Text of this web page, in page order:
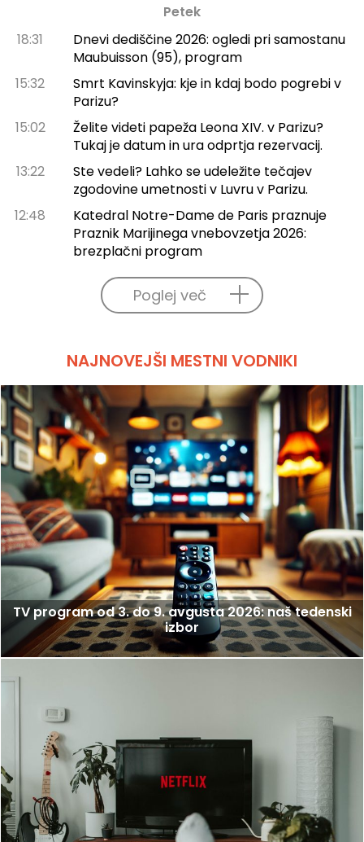
Petek
18:31
Dnevi dediščine 2026: ogledi pri samostanu
Maubuisson (95), program
15:32
Smrt Kavinskyja: kje in kdaj bodo pogrebi v
Parizu?
15:02
Želite videti papeža Leona XIV. v Parizu?
Tukaj je datum in ura odprtja rezervacij.
13:22
Ste vedeli? Lahko se udeležite tečajev
zgodovine umetnosti v Luvru v Parizu.
12:48
Katedral Notre-Dame de Paris praznuje
Praznik Marijinega vnebovzetja 2026:
brezplačni program
Poglej več
NAJNOVEJŠI MESTNI VODNIKI
TV program od 3. do 9. avgusta 2026: naš tedenski
izbor